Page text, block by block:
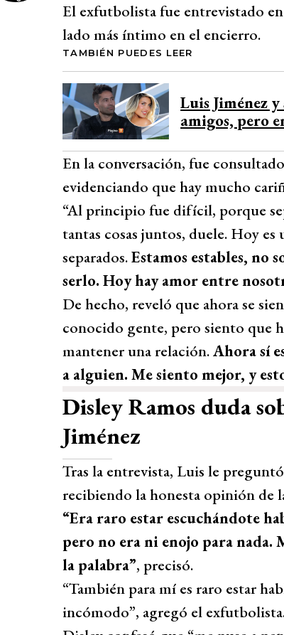
El exfutbolista fue entrevistado en
lado más íntimo en el encierro.
TAMBIÉN PUEDES LEER
Luis Jiménez
amigos, pero
En la conversación, fue
evidenciando que hay mucho
“Al principio fue difícil, porque
tantas cosas juntos, duele. Hoy es
separados.Estamos estables, no
serlo. Hoy hay amor entre
De hecho, reveló que ahora se
conocido gente, pero siento que
mantener una relación.Ahora sí
a alguien. Me siento mejor, y
Disley Ramos duda
Jiménez
Tras la entrevista, Luis le
recibiendo la honesta opinión de
“Era raro estar escuchándote
pero no era ni enojo para nada.
la palabra”, precisó.
“También para mí es raro estar
incómodo”, agregó el